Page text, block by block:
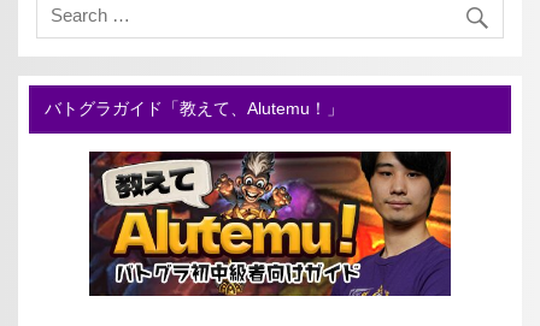
バトグラガイド「教えて、Alutemu！」